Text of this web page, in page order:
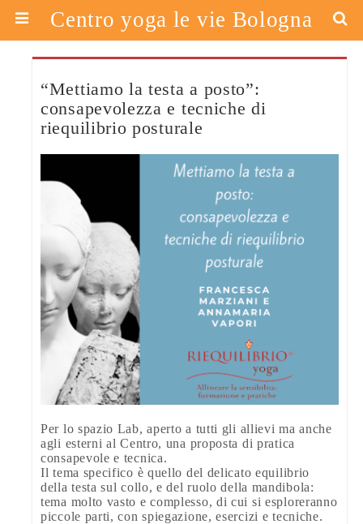
Centro yoga le vie Bologna
“Mettiamo la testa a posto”:
consapevolezza e tecniche di
riequilibrio posturale
Per lo spazio Lab, aperto a tutti gli allievi ma anche
agli esterni al Centro, una proposta di pratica
consapevole e tecnica.
Il tema specifico è quello del delicato equilibrio
della testa sul collo, e del ruolo della mandibola:
tema molto vasto e complesso, di cui si esploreranno
piccole parti, con spiegazione, esercizi e tecniche.